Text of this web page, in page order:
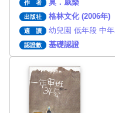
作 者 莫．威樂
出版社 格林文化 (2006年)
適 讀 幼兒園 低年段 中
認證數 基礎認證